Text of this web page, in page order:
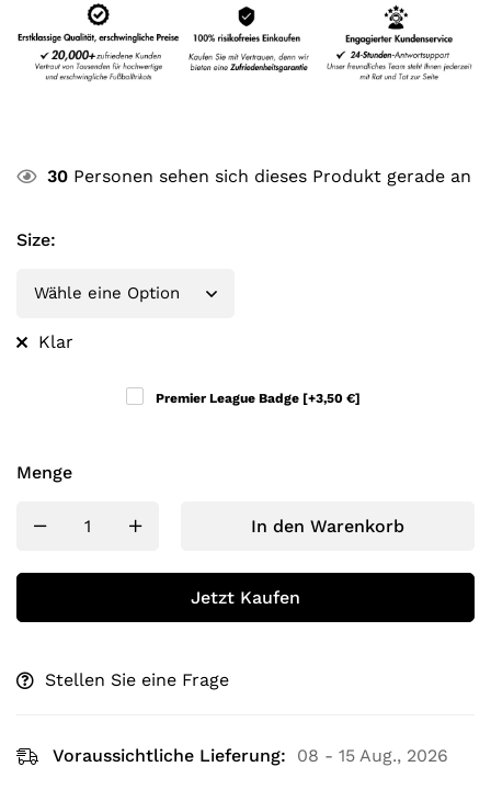
30 Personen sehen sich dieses Produkt gerade an
Size:
Klar
Premier League Badge [+3,50 €]
Menge
In den Warenkorb
Jetzt Kaufen
Stellen Sie eine Frage
Voraussichtliche Lieferung: 08 - 15 Aug., 2026